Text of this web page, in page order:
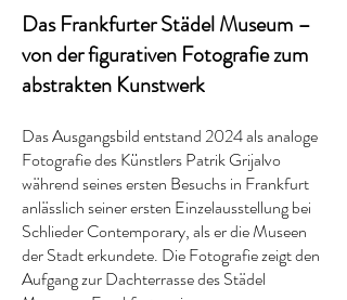
Das Frankfurter Städel Museum –
von der figurativen Fotografie zum
abstrakten Kunstwerk
Das Ausgangsbild entstand 2024 als analoge
Fotografie des Künstlers Patrik Grijalvo
während seines ersten Besuchs in Frankfurt
anlässlich seiner ersten Einzelausstellung bei
Schlieder Contemporary, als er die Museen
der Stadt erkundete. Die Fotografie zeigt den
Aufgang zur Dachterrasse des Städel